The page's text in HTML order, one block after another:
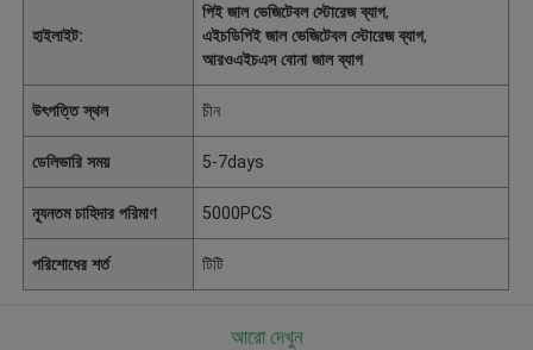
হাইলাইট:
পিই জাল ভেজিটেবল স্টোরেজ ব্যাগ,
এইচডিপিই জাল ভেজিটেবল স্টোরেজ ব্যাগ,
আরওএইচএস বোনা জাল ব্যাগ
উৎপত্তি স্থল চীন
ডেলিভারি সময় 5-7days
ন্যূনতম চাহিদার পরিমাণ 5000PCS
পরিশোধের শর্ত টিটি
আরো দেখুন